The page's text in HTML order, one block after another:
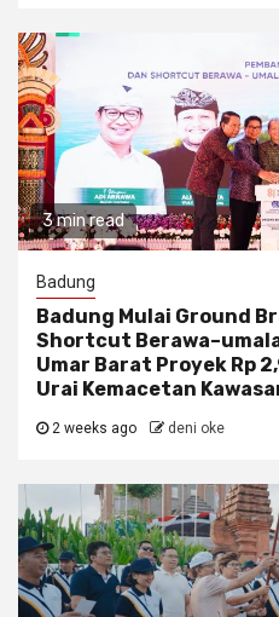
3 min read
Badung
Badung Mulai Ground
Shortcut
Umar Barat Proyek Rp
Urai Kemacetan
2 weeks ago deni oke